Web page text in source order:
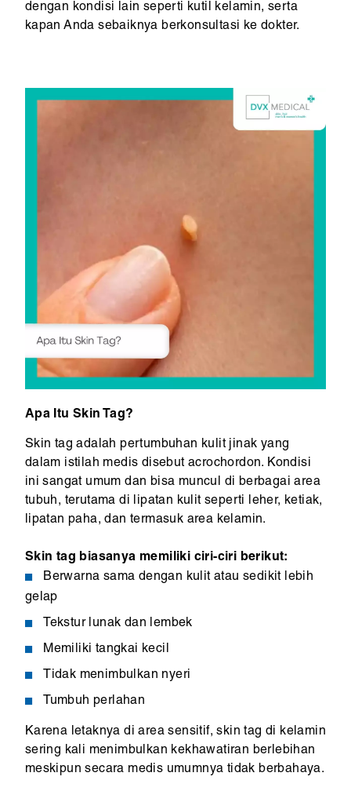
dengan kondisi lain seperti kutil kelamin, serta
kapan Anda sebaiknya berkonsultasi ke dokter.
Apa Itu Skin Tag?
Skin tag adalah pertumbuhan kulit jinak yang
dalam istilah medis disebut acrochordon. Kondisi
ini sangat umum dan bisa muncul di berbagai area
tubuh, terutama di lipatan kulit seperti leher, ketiak,
lipatan paha, dan termasuk area kelamin.
Skin tag biasanya memiliki ciri-ciri berikut:
Berwarna sama dengan kulit atau sedikit lebih
gelap
Tekstur lunak dan lembek
Memiliki tangkai kecil
Tidak menimbulkan nyeri
Tumbuh perlahan
Karena letaknya di area sensitif, skin tag di kelamin
sering kali menimbulkan kekhawatiran berlebihan
meskipun secara medis umumnya tidak berbahaya.